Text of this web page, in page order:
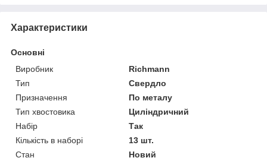
Характеристики
Основні
Виробник
Richmann
Тип
Свердло
Призначення
По металу
Тип хвостовика
Циліндричний
Набір
Так
Кількість в наборі
13 шт.
Стан
Новий